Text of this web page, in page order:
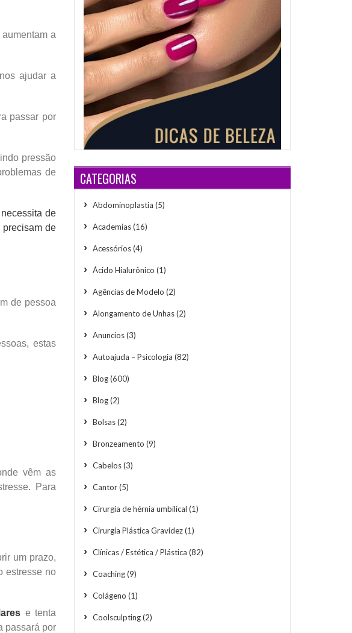
a
ajudar a
passar por
pressão
de
de
precisam de
de pessoa
estas
vêm as
Para
um prazo,
estresse no
e tenta
passará por
CATEGORIAS
Abdominoplastia (5)
Academias(16)
Acessórios(4)
Ácido Hialurônico (1)
Agências de Modelo (2)
Alongamento de Unhas(2)
Anuncios(3)
Autoajuda – Psicologia (82)
Blog(600)
Blog(2)
Bolsas(2)
Bronzeamento (9)
Cabelos(3)
Cantor(5)
Cirurgia de hérnia umbilical (1)
Cirurgia Plástica Gravidez(1)
Clínicas / Estética / Plástica (82)
Coaching(9)
Colágeno (1)
Coolsculpting(2)